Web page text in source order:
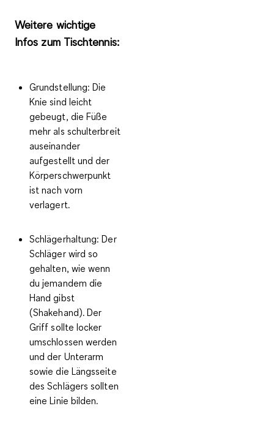
Weitere wichtige
Infos zum Tischtennis:
Grundstellung: Die
Knie sind leicht
gebeugt, die Füße
mehr als schulterbreit
auseinander
aufgestellt und der
Körperschwerpunkt
ist nach vorn
verlagert.
Schlägerhaltung: Der
Schläger wird so
gehalten, wie wenn
du jemandem die
Hand gibst
(Shakehand). Der
Griff sollte locker
umschlossen werden
und der Unterarm
sowie die Längsseite
des Schlägers sollten
eine Linie bilden.